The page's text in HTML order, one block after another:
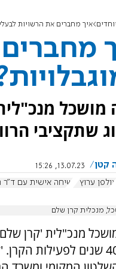
איך מחברים את הרשויות
מושכל
שתקציבי
קטן
13.07.23, 15:26
אולפן ערוץ 7 שיחה אישית עם ד"ר
מנכלית קרן שלם
לרגל 40 שנים לפעילות